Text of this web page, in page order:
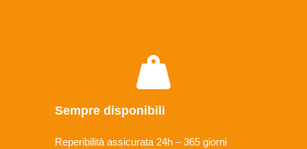
Sempre disponibili
Reperibilità assicurata 24h – 365 giorni